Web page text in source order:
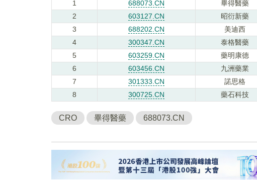
1
688073.CN 畢得醫藥
2
603127.CN 昭衍新藥
3
688202.CN 美迪西
4
300347.CN 泰格醫藥
5
603259.CN 藥明康德
6
603456.CN 九洲藥業
7
301333.CN 諾思格
8
300725.CN 藥石科技
CRO 畢得醫藥 688073.CN